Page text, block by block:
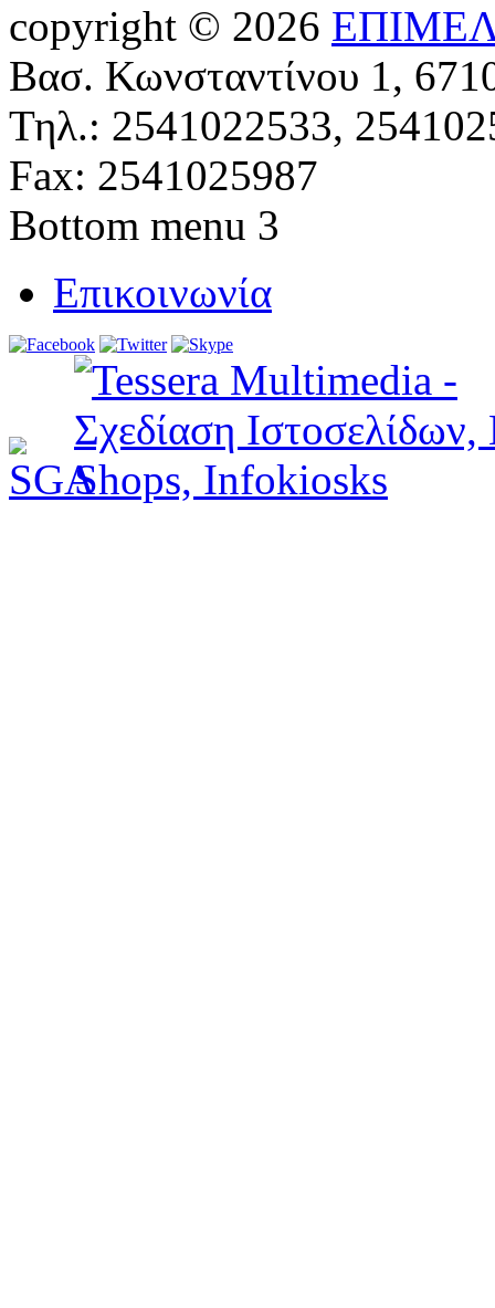
copyright © 2026
Βασ. Κωνσταντίνου 1,
Τηλ.: 2541022533,
Fax: 2541025987
Bottom menu 3
Επικοινωνία